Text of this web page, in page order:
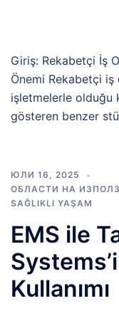
Giriş: Rekabetçi İş
Önemi Rekabetçi
işletmelerle olduğu
gösteren benzer
ЮЛИ 16, 2025
ОБЛАСТИ НА
SAĞLIKLI YAŞAM
EMS ile
Kullanımı